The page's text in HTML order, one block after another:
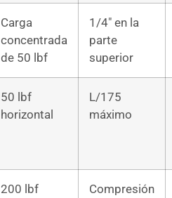
Carga
concentrada
de 50 lbf
1/4″ en la
parte
superior
50 lbf
horizontal
L/175
máximo
200 lbf
Compresión